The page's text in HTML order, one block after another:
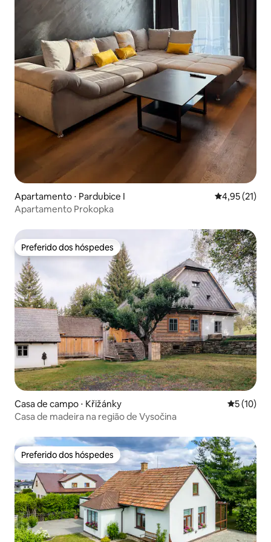
Apartamento ⋅ Pardubice I 4,95 de uma
4,95 (21)
Apartamento Prokopka
Preferido dos hóspedes
Preferido dos hóspedes
Casa de campo ⋅ Křižánky 5 de uma
5 (10)
Casa de madeira na região de Vysočina
Preferido dos hóspedes
Preferido dos hóspedes